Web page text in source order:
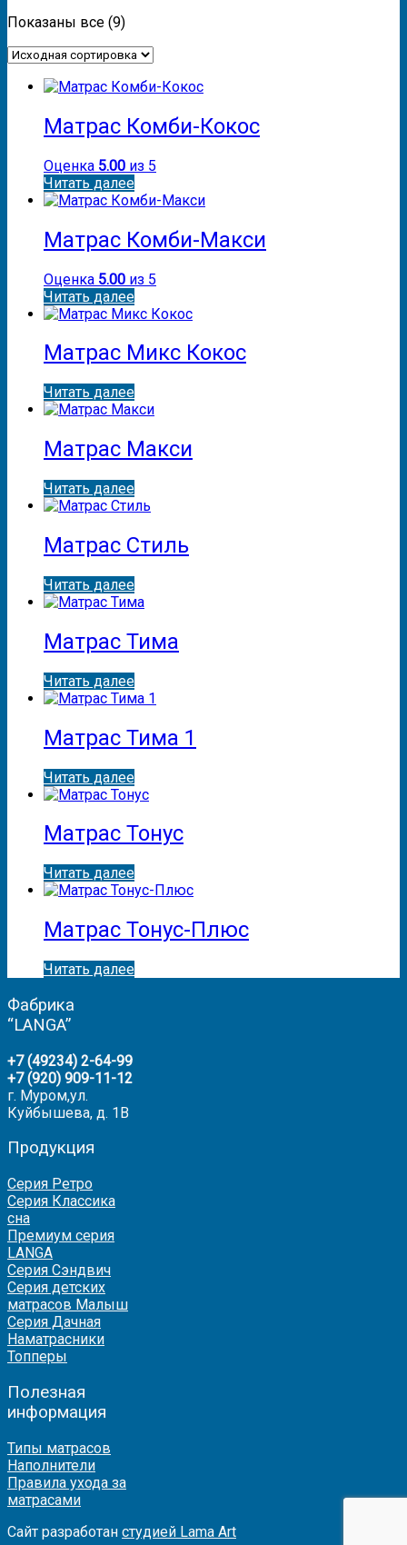
Показаны все (9)
Матрас Комби-Кокос
Оценка 5.00 из 5
Читать далее
Матрас Комби-Макси
Оценка 5.00 из 5
Читать далее
Матрас Микс Кокос
Читать далее
Матрас Макси
Читать далее
Матрас Стиль
Читать далее
Матрас Тима
Читать далее
Матрас Тима 1
Читать далее
Матрас Тонус
Читать далее
Матрас Тонус-Плюс
Читать далее
Фабрика
“LANGA”
+7 (49234) 2-64-99
+7 (920) 909-11-12
г. Муром,ул.
Куйбышева, д. 1В
Продукция
Серия Ретро
Серия Классика
сна
Премиум серия
LANGA
Серия Сэндвич
Серия детских
матрасов Малыш
Серия Дачная
Наматрасники
Топперы
Полезная
информация
Типы матрасов
Наполнители
Правила ухода за
матрасами
Сайт разработан студией Lama Art